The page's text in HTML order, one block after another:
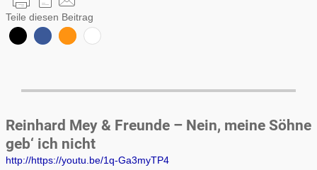
Teile diesen Beitrag
Reinhard Mey & Freunde – Nein, meine Söhne
geb‘ ich nicht
http://https://youtu.be/1q-Ga3myTP4